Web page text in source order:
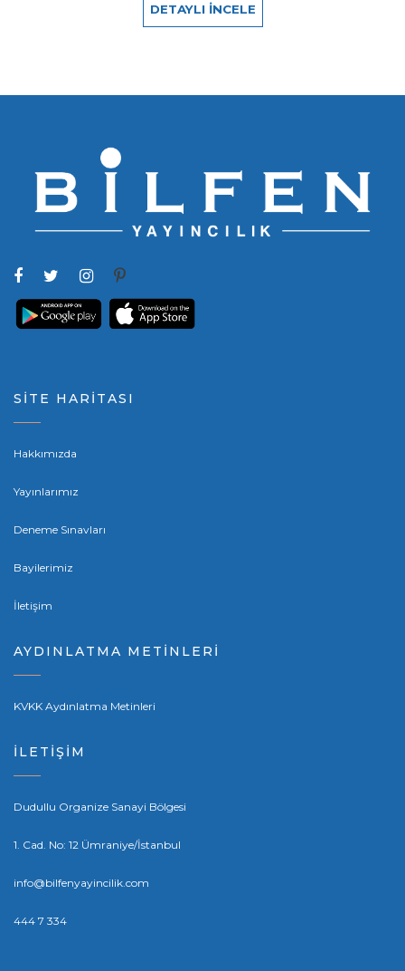
DETAYLI İNCELE
SİTE HARİTASI
Hakkımızda
Yayınlarımız
Deneme Sınavları
Bayilerimiz
İletişim
AYDINLATMA METİNLERİ
KVKK Aydınlatma Metinleri
İLETİŞİM
Dudullu Organize Sanayi Bölgesi
1. Cad. No: 12 Ümraniye/İstanbul
info@bilfenyayincilik.com
444 7 334